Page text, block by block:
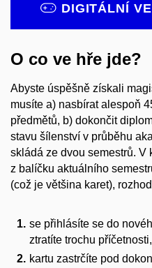
DIGITÁLNÍ
O co ve hře jde?
Abyste úspěšně získali
musíte a) nasbírat alespoň
předmětů, b) dokončit
stavu šílenství v průběhu
skládá ze dvou semestrů. V
z balíčku aktuálního
(což je většina karet),
se přihlásíte se do
ztratíte trochu příčetnosti,
kartu zastrčíte pod